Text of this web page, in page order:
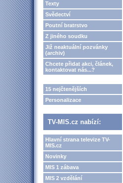
Texty
Svědectví
Poutní bratrstvo
Z jiného soudku
Již neaktuální pozvánky
(archiv)
Chcete přidat akci, článek,
kontaktovat nás...?
15 nejčtenějších
Personalizace
TV-MIS.cz nabízí:
Hlavní strana televize TV-
MIS.cz
Novinky
MIS 1 zábava
MIS 2 vzdělání